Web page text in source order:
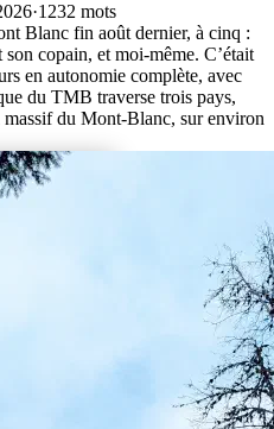
·1232 mots
Blanc fin août dernier, à cinq :
copain, et moi-même. C’était
en autonomie complète, avec
du TMB traverse trois pays,
du Mont-Blanc, sur environ